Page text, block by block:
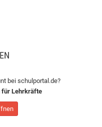
bei schulportal.de?
für Lehrkräfte